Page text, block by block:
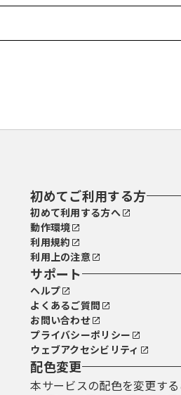
初めてご利用する方
初めて利用する方へ
動作環境
利用規約
利用上の注意
サポート
ヘルプ
よくあるご質問
お問い合わせ
プライバシーポリシー
ウェブアクセシビリティ
配色変更
本サービスの配色を変更する